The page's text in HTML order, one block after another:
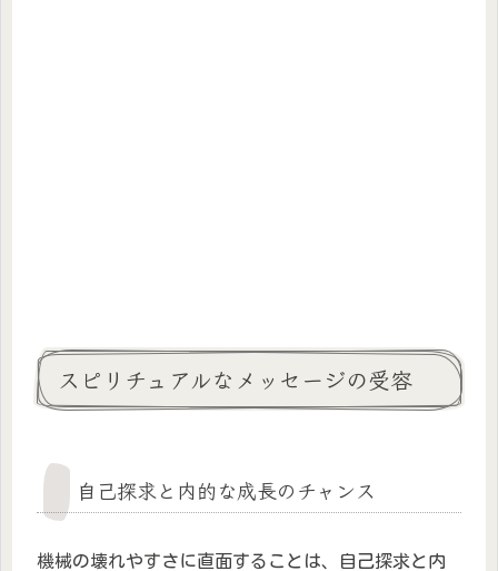
スピリチュアルなメッセージの受容
自己探求と内的な成長のチャンス
機械の壊れやすさに直面することは、自己探求と内